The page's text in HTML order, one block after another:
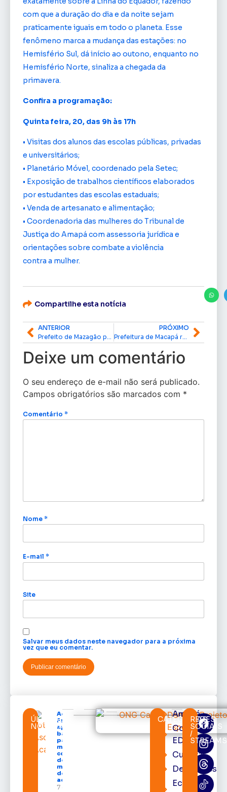
com que a duração do dia e da noite sejam
praticamente iguais em todo o planeta. Esse
fenômeno marca a mudança das estações: no
Hemisfério Sul, dá início ao outono, enquanto no
Hemisfério Norte, sinaliza a chegada da
primavera.
Confira a programação:
Quinta feira, 20, das 9h às 17h
• Visitas dos alunos das escolas públicas, privadas
e universitários;
• Planetário Móvel, coordenado pela Setec;
• Exposição de trabalhos científicos elaborados
por estudantes das escolas estaduais;
• Venda de artesanato e alimentação;
• Coordenadoria das mulheres do Tribunal de
Justiça do Amapá com assessoria jurídica e
orientações sobre combate a violência
contra a mulher.
Compartilhe esta notícia
ANTERIOR
PRÓXIMO
Prefeitura de Macapá realiza Prova de Vida para aposentados e pensionistas
Deixe um comentário
O seu endereço de e-mail não será publicado.
Campos obrigatórios são marcados com *
Comentário *
Nome *
E-mail *
Site
Salvar meus dados neste navegador para a próxima
vez que eu comentar.
ÚLTIMAS
NOTÍCIAS
Acácio
Favacho
apresenta
balanço
parcial do
mandato
com mais
de R$ 668
milhões
destinados
ao Amapá
7 de agosto
CATEGORIAS
Amapá
Cortes
EDcast
Cultura
Destaques
Economia
REDES
SOCIAIS
/
STREAMS